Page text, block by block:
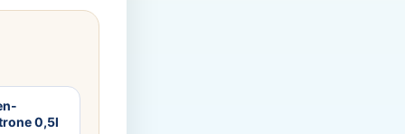
0,5l